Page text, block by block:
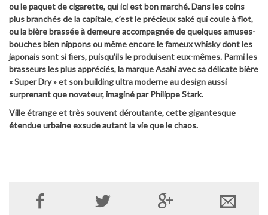
ou le paquet de cigarette, qui ici est bon marché. Dans les coins
plus branchés de la capitale, c’est le précieux saké qui coule à flot,
ou la bière brassée à demeure accompagnée de quelques amuses-
bouches bien nippons ou même encore le fameux whisky dont les
japonais sont si fiers, puisqu’ils le produisent eux-mêmes. Parmi les
brasseurs les plus appréciés, la marque Asahi avec sa délicate bière
« Super Dry » et son building ultra moderne au design aussi
surprenant que novateur, imaginé par Philippe Stark.
Ville étrange et très souvent déroutante, cette gigantesque
étendue urbaine exsude autant la vie que le chaos.